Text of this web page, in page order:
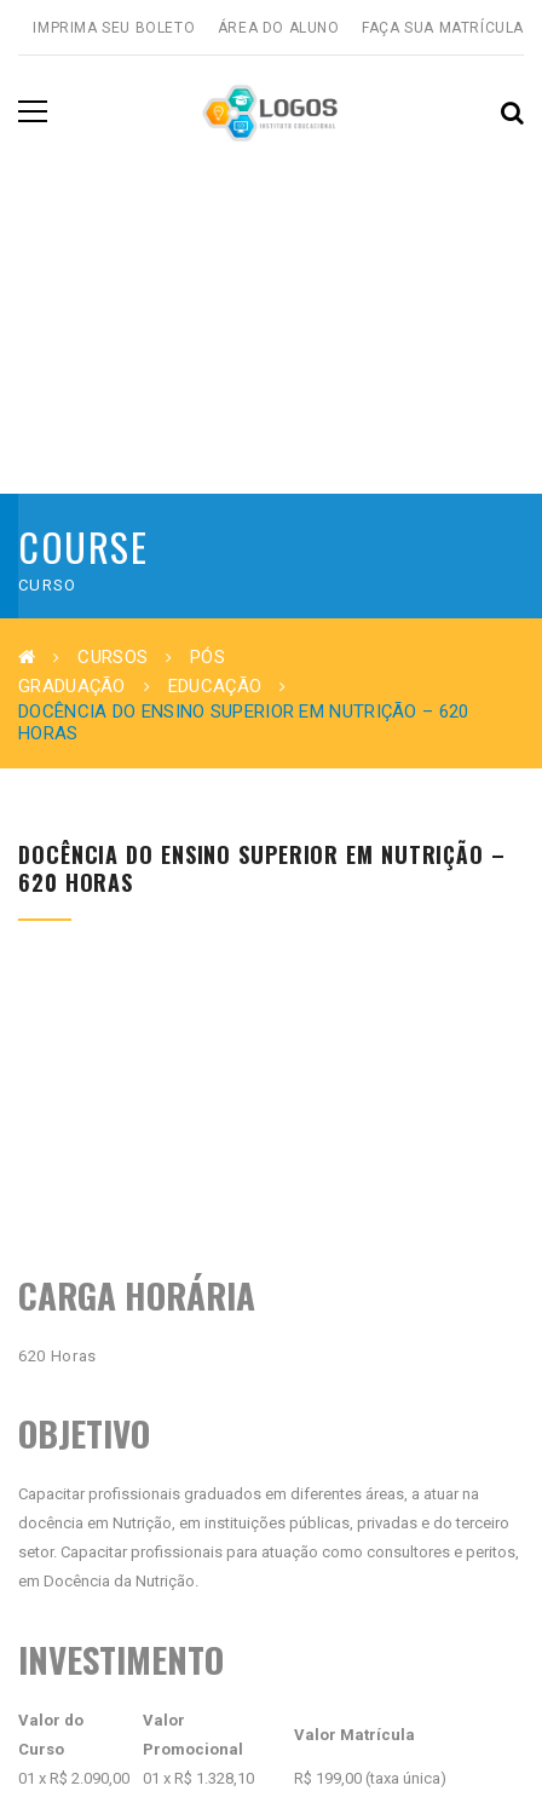
IMPRIMA SEU BOLETO ÁREA DO ALUNO FAÇA SUA MATRÍCULA
COURSE
CURSO
CURSOS
PÓS
GRADUAÇÃO
EDUCAÇÃO
DOCÊNCIA DO ENSINO SUPERIOR EM NUTRIÇÃO – 620
HORAS
DOCÊNCIA DO ENSINO SUPERIOR EM NUTRIÇÃO –
620 HORAS
CARGA HORÁRIA
620 Horas
OBJETIVO
Capacitar profissionais graduados em diferentes áreas, a atuar na
docência em Nutrição, em instituições públicas, privadas e do terceiro
setor. Capacitar profissionais para atuação como consultores e peritos,
em Docência da Nutrição.
INVESTIMENTO
Valor do
Curso
Valor
Promocional
Valor Matrícula
01 x R$ 2.090,00 01 x R$ 1.328,10 R$ 199,00 (taxa única)